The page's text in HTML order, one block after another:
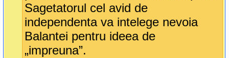
Sagetatorul cel avid de
independenta va intelege nevoia
Balantei pentru ideea de
„impreuna”.